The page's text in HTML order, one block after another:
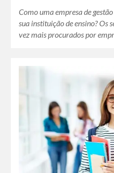
Como uma empresa de
sua instituição de ensino? Os
vez mais procurados por